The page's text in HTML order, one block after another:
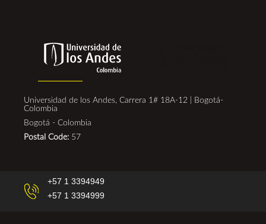
Universidad de los Andes, Carrera 1# 18A-12 | Bogotá-
Colombia
Bogotá - Colombia
Postal Code: 57
+57 1 3394949
+57 1 3394999